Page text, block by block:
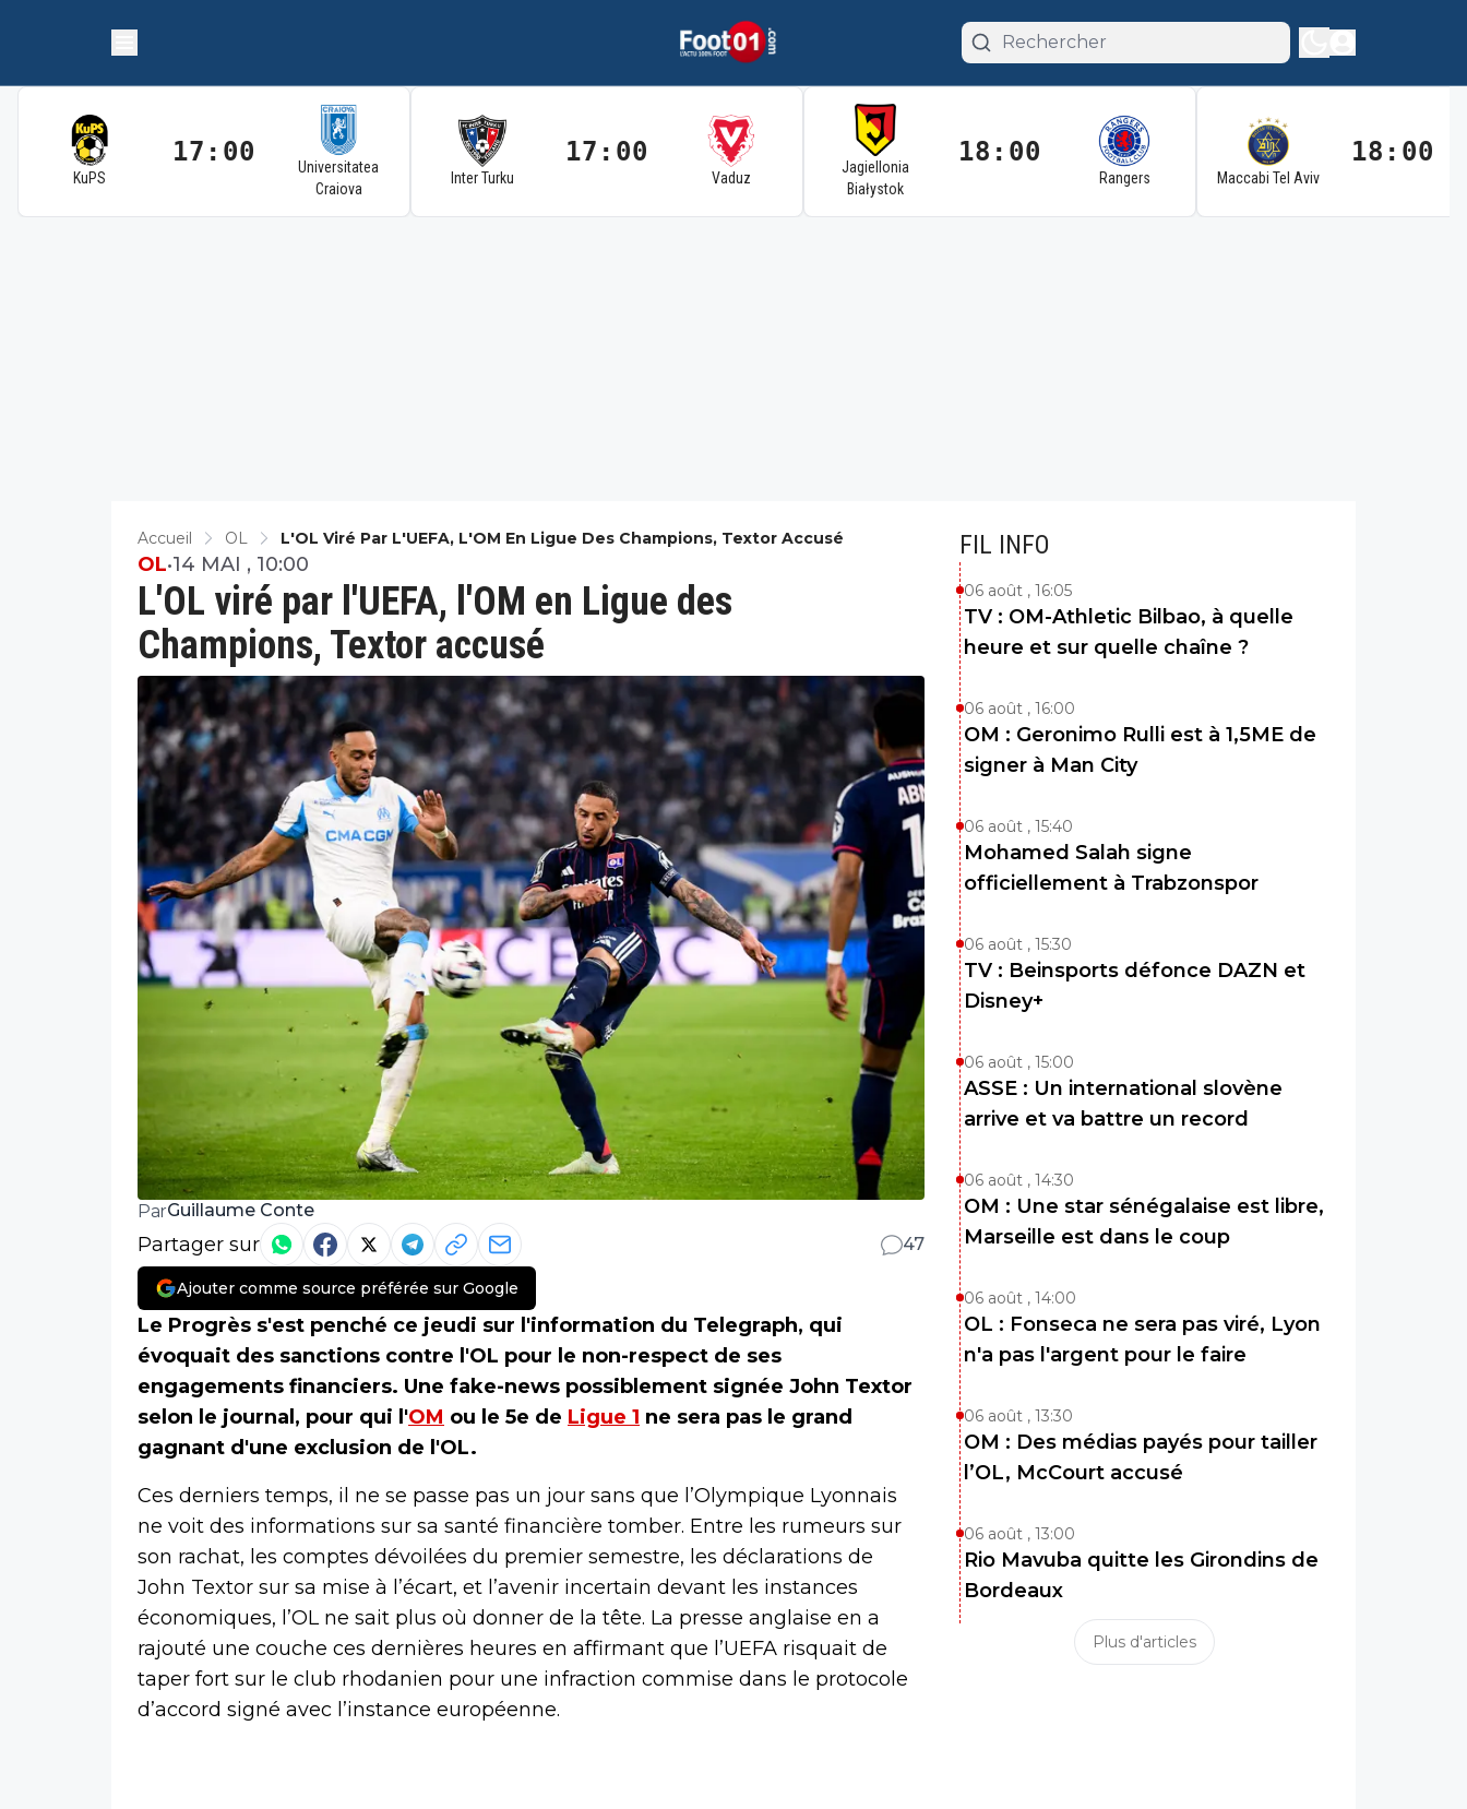
KuPS
17:00
Universitatea
Craiova
Inter Turku
17:00
Vaduz
Jagiellonia
Białystok
18:00
Rangers Maccabi Tel Aviv
18:00
Accueil OL L'OL Viré Par L'UEFA, L'OM En Ligue Des Champions, Textor Accusé
L'OL viré par l'UEFA, l'OM en Ligue des
Champions, Textor accusé
OL•14 MAI , 10:00
ParGuillaume Conte
Partager sur 47
Ajouter comme source préférée sur Google
Le Progrès s'est penché ce jeudi sur l'information du Telegraph, qui
évoquait des sanctions contre l'OL pour le non-respect de ses
engagements financiers. Une fake-news possiblement signée John Textor
selon le journal, pour qui l'OM ou le 5e de Ligue 1 ne sera pas le grand
gagnant d'une exclusion de l'OL.
Ces derniers temps, il ne se passe pas un jour sans que l’Olympique Lyonnais
ne voit des informations sur sa santé financière tomber. Entre les rumeurs sur
son rachat, les comptes dévoilées du premier semestre, les déclarations de
John Textor sur sa mise à l’écart, et l’avenir incertain devant les instances
économiques, l’OL ne sait plus où donner de la tête. La presse anglaise en a
rajouté une couche ces dernières heures en affirmant que l’UEFA risquait de
taper fort sur le club rhodanien pour une infraction commise dans le protocole
d’accord signé avec l’instance européenne.
FIL INFO
06 août , 16:05
TV : OM-Athletic Bilbao, à quelle
heure et sur quelle chaîne ?
06 août , 16:00
OM : Geronimo Rulli est à 1,5ME de
signer à Man City
06 août , 15:40
Mohamed Salah signe
officiellement à Trabzonspor
06 août , 15:30
TV : Beinsports défonce DAZN et
Disney+
06 août , 15:00
ASSE : Un international slovène
arrive et va battre un record
06 août , 14:30
OM : Une star sénégalaise est libre,
Marseille est dans le coup
06 août , 14:00
OL : Fonseca ne sera pas viré, Lyon
n'a pas l'argent pour le faire
06 août , 13:30
OM : Des médias payés pour tailler
l’OL, McCourt accusé
06 août , 13:00
Rio Mavuba quitte les Girondins de
Bordeaux
Plus d'articles